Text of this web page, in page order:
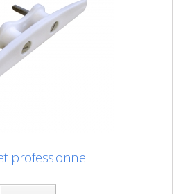
professionnel